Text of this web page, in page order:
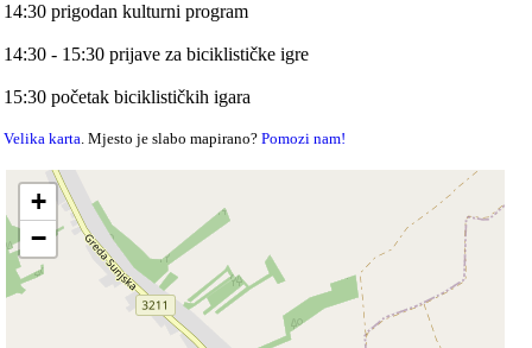
14:30 prigodan kulturni program
14:30 - 15:30 prijave za biciklističke igre
15:30 početak biciklističkih igara
Velika karta. Mjesto je slabo mapirano?Pomozi nam!
+
−